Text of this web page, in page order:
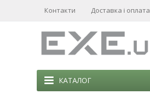
Контакти Доставка і оплата
КАТАЛОГ